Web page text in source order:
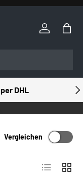
Einloggen
DHL
Vergleichen